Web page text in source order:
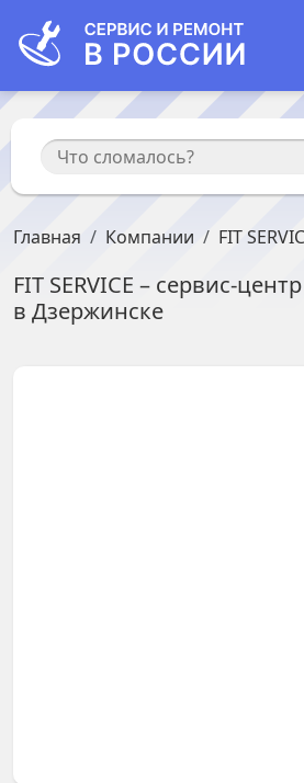
Главная Компании FIT
FIT SERVICE – сервис-центр
в Дзержинске